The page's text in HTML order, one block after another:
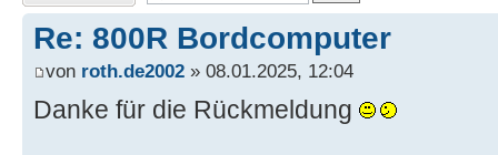
Re: 800R Bordcomputer
von roth.de2002 » 08.01.2025, 12:04
Danke für die Rückmeldung